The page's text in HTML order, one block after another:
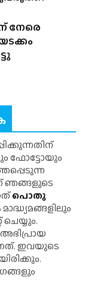
നേരെ
ഫോട്ടോയും
ഞങ്ങളുടെ
പൊതു
ഇവയുടെ